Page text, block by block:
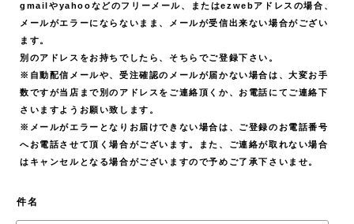
gmailやyahooなどのフリーメール、またはezwebアドレスの場合、
メールがエラーにならないまま、メールが受信出来ない場合がござい
ます。
別のアドレスをお持ちでしたら、そちらでご登録下さい。
※自動配信メールや、受注確認のメールが届かない場合は、大変お手
数ですが当店まで別のアドレスをご連絡頂くか、お電話にてご連絡下
さいますようお願い致します。
※メールがエラーとなりお届けできない場合は、ご登録のお電話番号
へお電話させて頂く場合がございます。また、ご連絡が取れない場合
はキャンセルとなる場合がございますので予めご了承下さいませ。
件名